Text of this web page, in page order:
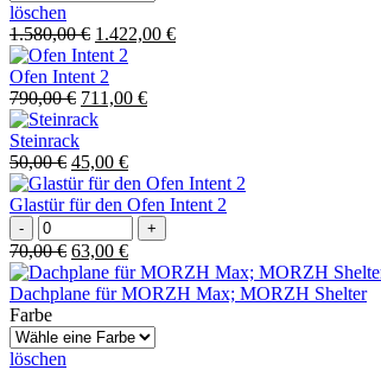
löschen
Morzh
Max
für
4-
8
Personen
Menge
1.580,00€ Ursprünglicher
Preis
war:
1.580,00 €
1.422,00 €Aktueller
Ofen Intent 2
Ofen
Intent
2
Menge
790,00€ Ursprünglicher
Preis
790,00 €
711,00 €Aktueller
Steinrack
Steinrack
Menge
50,00€ Ursprünglicher
Preis
war:
45,00 €Aktueller
Preis
ist:
45,00 €.
Glastür für den Ofen Intent 2
Glastür
für
den
Ofen
Intent
2
Menge
70,00€ Ursprünglicher
Preis
war:
63,00 €Aktueller
Preis
ist:
Dachplane für MORZH Max; MORZH Shelter
Farbe
löschen